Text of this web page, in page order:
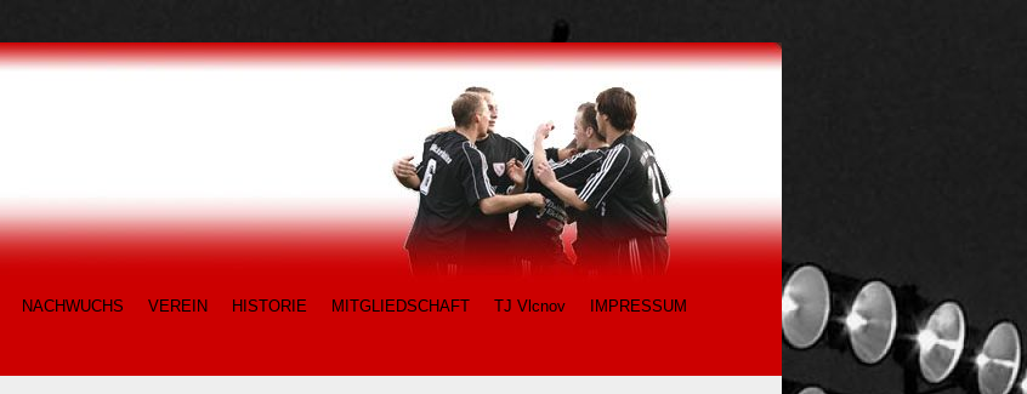
NACHWUCHS VEREIN HISTORIE MITGLIEDSCHAFT TJ Vlcnov IMPRESSUM